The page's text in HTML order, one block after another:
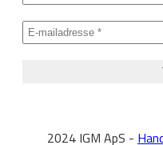
2024 IGM ApS -